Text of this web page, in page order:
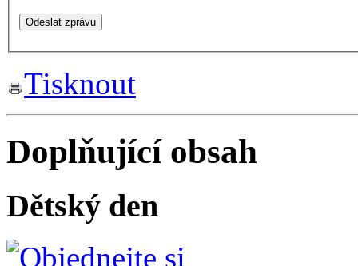
Tisknout
Doplňující obsah
Dětský den